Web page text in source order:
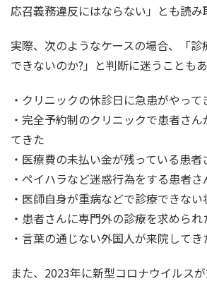
応召義務違反にはならない」とも読み
実際、次のようなケースの場合、「診
できないのか?」と判断に迷うこともあ
・クリニックの休診日に急患がやって
・完全予約制のクリニックで患者さ
てきた
・医療費の未払い金が残っている患
・ペイハラなど迷惑行為をする患者
・医師自身が重病などで診療できない
・患者さんに専門外の診療を求められ
・言葉の通じない外国人が来院してき
また、2023年に新型コロナウイルス